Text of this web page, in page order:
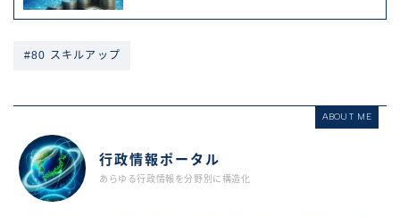
#80 スキルアップ
ABOUT ME
行政情報ポータル
あらゆる行政情報を分野別に構造化